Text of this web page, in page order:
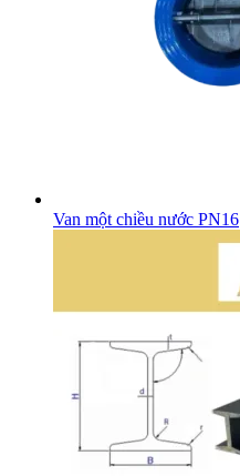
Van một chiều nước PN16